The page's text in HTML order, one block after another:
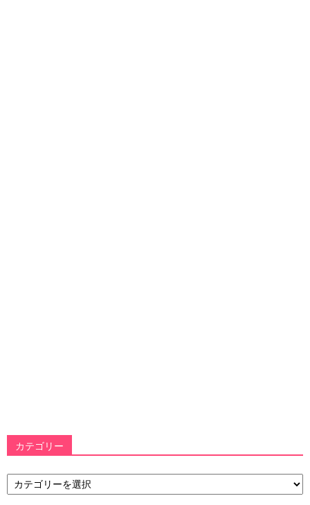
カテゴリー
カ
テ